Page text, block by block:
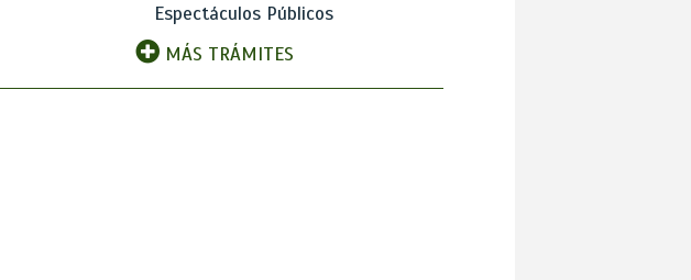
Espectáculos Públicos
MÁS TRÁMITES